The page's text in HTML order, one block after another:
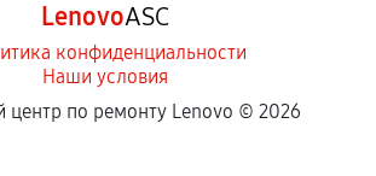
LenovoASC
конфиденциальности
Наши условия
центр по ремонту Lenovo © 2026